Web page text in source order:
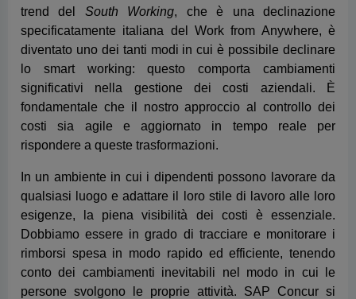
rispondere a queste trasformazioni.
In un ambiente in cui i dipendenti possono lavorare da
qualsiasi luogo e adattare il loro stile di lavoro alle loro
esigenze, la piena visibilità dei costi è essenziale.
Dobbiamo essere in grado di tracciare e monitorare i
rimborsi spesa in modo rapido ed efficiente, tenendo
conto dei cambiamenti inevitabili nel modo in cui le
rivela uno strumento cruciale in questo contesto. Con
una soluzione come SAP Concur, possiamo infatti
ottenere una visibilità in tempo reale sui costi,
consentendo alle aziende di adattarsi rapidamente alle
nuove modalità di lavoro e ai cambiamenti nella politica
aziendale. Inoltre, ci offre la flessibilità necessaria per
gestire in modo efficiente i rimborsi spesa,